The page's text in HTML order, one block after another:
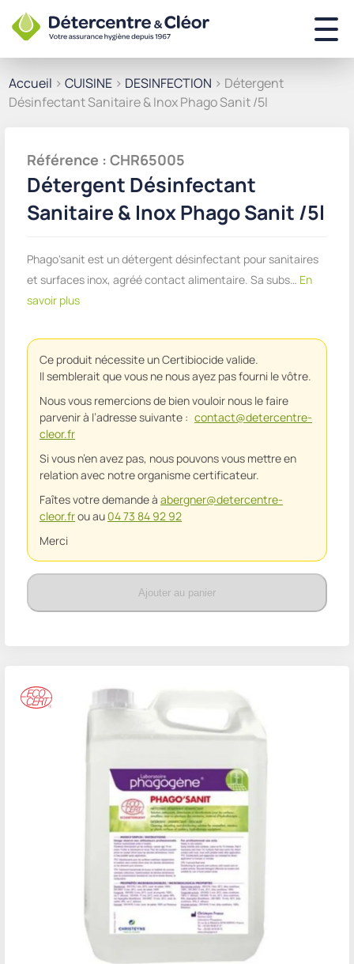
Accueil > CUISINE > DESINFECTION > Détergent
Désinfectant Sanitaire & Inox Phago Sanit /5l
Référence : CHR65005
Détergent Désinfectant
Sanitaire & Inox Phago Sanit /5l
Phago'sanit est un détergent désinfectant pour sanitaires
et surfaces inox, agréé contact alimentaire. Sa subs… En
savoir plus
Ce produit nécessite un Certibiocide valide.
Il semblerait que vous ne nous ayez pas fourni le vôtre.
Nous vous remercions de bien vouloir nous le faire
parvenir à l’adresse suivante : contact@detercentre-
cleor.fr
Si vous n’en avez pas, nous pouvons vous mettre en
relation avec notre organisme certificateur.
Faîtes votre demande à abergner@detercentre-
cleor.frou au 04 73 84 92 92
Merci
Ajouter au panier